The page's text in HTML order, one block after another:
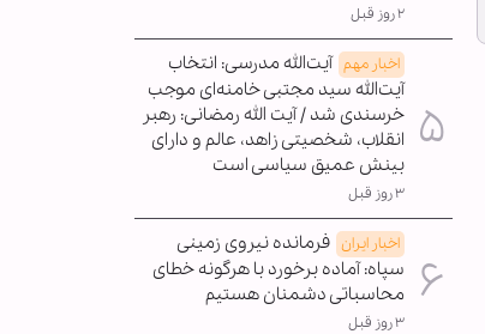
۲ روز قبل
اخبار مهم آیت‌الله مدرسی: انتخاب
آیت‌الله سید مجتبی خامنه‌ای موجب
خرسندی شد / آیت الله رمضانی: رهبر
انقلاب، شخصیتی زاهد، عالم و دارای
بینش عمیق سیاسی است
۳ روز قبل
اخبار ایران فرمانده نیروی زمینی
سپاه: آماده برخورد با هرگونه خطای
محاسباتی دشمنان هستیم
۳ روز قبل